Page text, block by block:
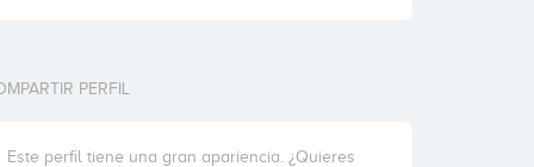
PERFIL
Este perfil tiene una gran apariencia. ¿Quieres